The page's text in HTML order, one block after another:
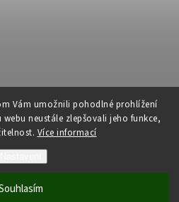
Vám umožnili pohodlné prohlížení
neustále zlepšovali jeho funkce,
Více informací
Shoptet | Anque Media
Anděl
a nakódoval